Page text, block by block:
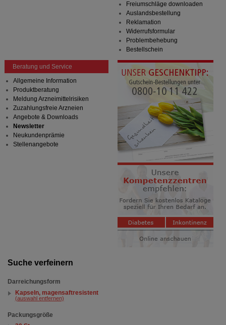
Suche verfeinern
Darreichungsform
Kapseln, magensaftresistent
(auswahl entfernen)
Packungsgröße
Freiumschläge downloaden
Auslandsbestellung
Reklamation
Widerrufsformular
Problembehebung
Bestellschein
Beratung und Service
Allgemeine Information
Produktberatung
Meldung Arzneimittelrisiken
Zuzahlungsfreie Arzneien
Angebote & Downloads
Newsletter
Neukundenprämie
Stellenangebote